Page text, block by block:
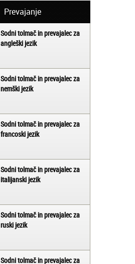
Prevajanje
Sodni tolmač in prevajalec za
angleški jezik
Sodni tolmač in prevajalec za
nemški jezik
Sodni tolmač in prevajalec za
francoski jezik
Sodni tolmač in prevajalec za
italijanski jezik
Sodni tolmač in prevajalec za
ruski jezik
Sodni tolmač in prevajalec za